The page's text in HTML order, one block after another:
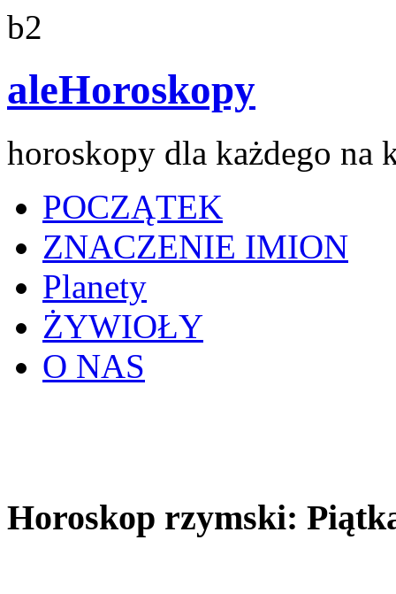
b2
aleHoroskopy
horoskopy dla każdego na
POCZĄTEK
ZNACZENIE IMION
Planety
ŻYWIOŁY
O NAS
Horoskop rzymski: